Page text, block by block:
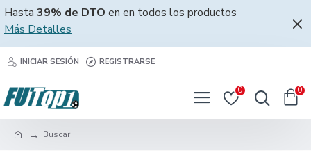
Hasta 39% de DTO en en todos los productos
Más Detalles
INICIAR SESIÓN REGISTRARSE
0 0
Buscar